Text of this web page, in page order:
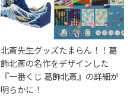
北斎先生グッズたまらん！！葛
飾北斎の名作をデザインした
『一番くじ 葛飾北斎』の詳細が
明らかに！